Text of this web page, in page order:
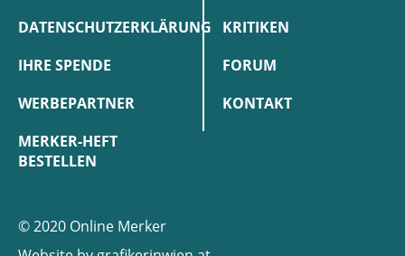
DATENSCHUTZERKLÄRUNG
IHRE SPENDE
WERBEPARTNER
MERKER-HEFT
BESTELLEN
KRITIKEN
FORUM
KONTAKT
© 2020 Online Merker